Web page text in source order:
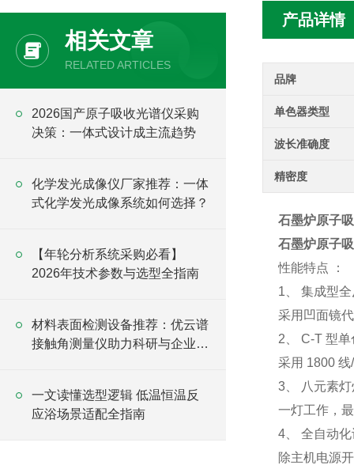
产品详情
品牌
单色器类型
波长准确度
精密度
石墨炉原子
石墨炉原子
性能特点 ：
1、 集成型
采用凹面镜
2、 C-T 型单
采用 1800
3、 八元素灯
一灯工作，
4、 全自动化
除主机电源
相关文章
RELATED ARTICLES
2026国产原子吸收光谱仪采购
决策：一体式设计成主流趋势
化学发光成像仪厂家推荐：一体
式化学发光成像系统如何选择？
【年轮分析系统采购必看】
2026年技术参数与选型全指南
材料表面检测设备推荐：优云谱
接触角测量仪助力科研与企业实
一文读懂选型逻辑 低温恒温反
应浴场景适配全指南